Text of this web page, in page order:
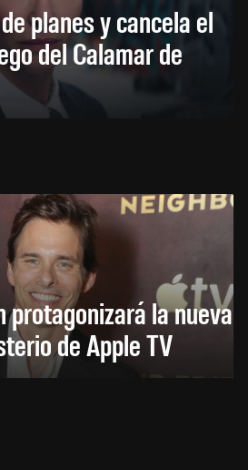
planes y cancela el
del Calamar de
protagonizará la nueva
de Apple TV